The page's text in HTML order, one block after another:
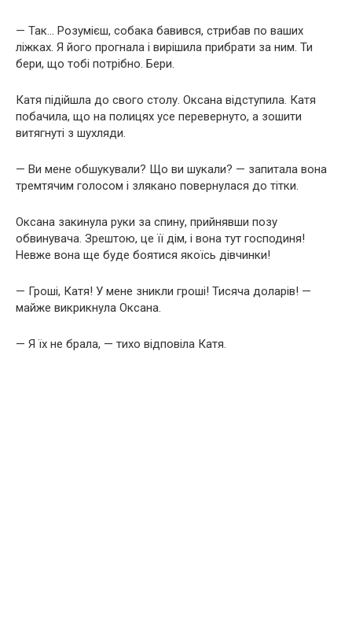
— Так… Розумієш, собака бавився, стрибав по ваших
ліжках. Я його прогнала і вирішила прибрати за ним. Ти
бери, що тобі потрібно. Бери.
Катя підійшла до свого столу. Оксана відступила. Катя
побачила, що на полицях усе перевернуто, а зошити
витягнуті з шухляди.
— Ви мене обшукували? Що ви шукали? — запитала вона
тремтячим голосом і злякано повернулася до тітки.
Оксана закинула руки за спину, прийнявши позу
обвинувача. Зрештою, це її дім, і вона тут господиня!
Невже вона ще буде боятися якоїсь дівчинки!
— Гроші, Катя! У мене зникли гроші! Тисяча доларів! —
майже викрикнула Оксана.
— Я їх не брала, — тихо відповіла Катя.